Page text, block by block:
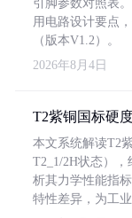
引脚参数对照表
用电路设计要点
（版本V1.2）。
2026年8月4日
T2紫铜国标硬
本文系统解读T2
T2_1/2H状态），
析其力学性能指
特性差异，为工